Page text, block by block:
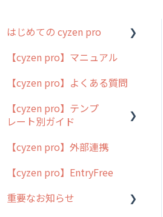
はじめての cyzen pro
cyzen pro とは？
簡易マニュアル
cyzen proの位置情報取得
について
用語集
よくある質問
【cyzen pro】マニュアル
【cyzen pro】よくある質問
【cyzen pro】テンプ
レート別ガイド
ポスティング
ラウンダー
メンテナンス
【cyzen pro】外部連携
【cyzen pro】EntryFree
重要なお知らせ